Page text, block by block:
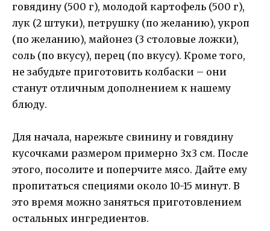
говядину (500 г), молодой картофель (500 г),
лук (2 штуки), петрушку (по желанию), укроп
(по желанию), майонез (3 столовые ложки),
соль (по вкусу), перец (по вкусу). Кроме того,
не забудьте приготовить колбаски – они
станут отличным дополнением к нашему
блюду.
Для начала, нарежьте свинину и говядину
кусочками размером примерно 3х3 см. После
этого, посолите и поперчите мясо. Дайте ему
пропитаться специями около 10-15 минут. В
это время можно заняться приготовлением
остальных ингредиентов.